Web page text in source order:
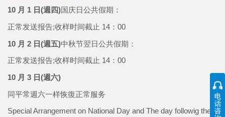
10 月 1 日(週四)国庆日公共假期：
正常发送报告;收样时间截止 14：00
10 月 2 日(週五)中秋节翌日公共假期：
正常发送报告;收样时间截止 14：00
10 月 3 日(週六)
同平常週六一样恢復正常服务
Special Arrangement on National Day and The day followig the